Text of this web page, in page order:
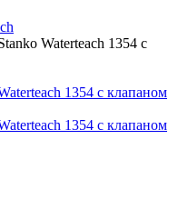
Waterteach 1354 с